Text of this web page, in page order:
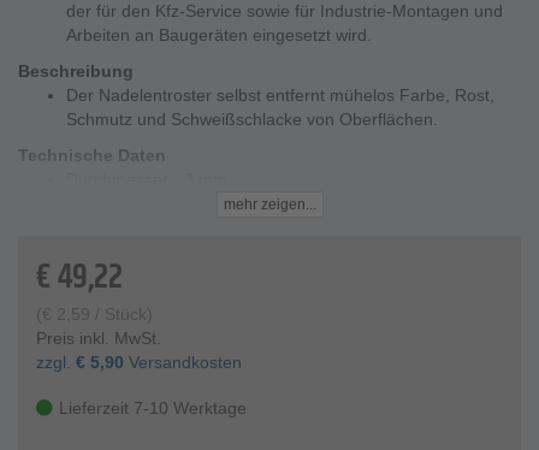
der für den Kfz-Service sowie für Industrie-Montagen und
Arbeiten an Baugeräten eingesetzt wird.
Beschreibung
Der Nadelentroster selbst entfernt mühelos Farbe, Rost,
Schmutz und Schweißschlacke von Oberflächen.
Technische Daten
mehr zeigen...
€49,22
(€ 2,59 / Stück)
Preis inkl. MwSt.
zzgl. € 5,90 Versandkosten
Lieferzeit 7-10 Werktage